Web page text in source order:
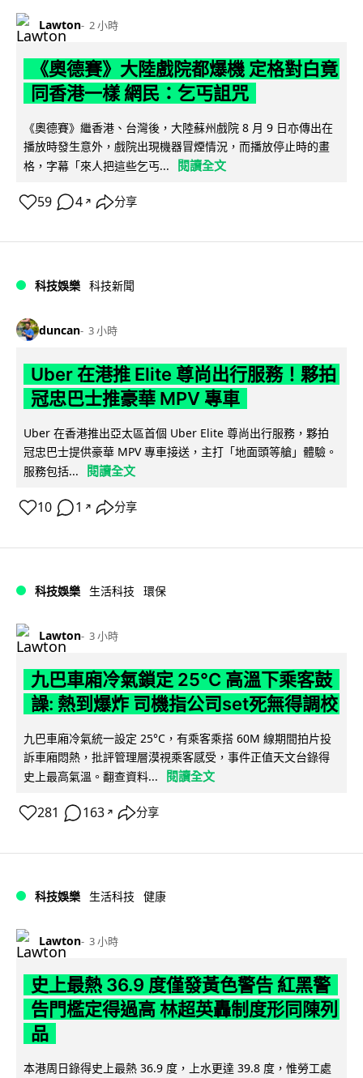
Lawton 2 小時
《奧德賽》大陸戲院都爆機 定格對白竟
同香港一樣 網民：乞丐詛咒
《奧德賽》繼香港、台灣後，大陸蘇州戲院 8 月 9 日亦傳出在
播放時發生意外，戲院出現機器冒煙情況，而播放停止時的畫
格，字幕「來人把這些乞丐...
閱讀全文
59 4 ↗ 分享
科技娛樂 科技新聞
duncan 3 小時
Uber 在港推 Elite 尊尚出行服務！夥拍
冠忠巴士推豪華 MPV 專車
Uber 在香港推出亞太區首個 Uber Elite 尊尚出行服務，夥拍
冠忠巴士提供豪華 MPV 專車接送，主打「地面頭等艙」體驗。
服務包括...
閱讀全文
10 1 ↗ 分享
科技娛樂 生活科技 環保
Lawton 3 小時
九巴車廂冷氣鎖定 25°C 高溫下乘客鼓
譟: 熱到爆炸 司機指公司set死無得調校
九巴車廂冷氣統一設定 25°C，有乘客乘搭 60M 線期間拍片投
訴車廂悶熱，批評管理層漠視乘客感受，事件正值天文台錄得
史上最高氣溫。翻查資料...
閱讀全文
281 163 ↗ 分享
科技娛樂 生活科技 健康
Lawton 3 小時
史上最熱 36.9 度僅發黃色警告 紅黑警
告門檻定得過高 林超英轟制度形同陳列
品
本港周日錄得史上最熱 36.9 度，上水更達 39.8 度，惟勞工處